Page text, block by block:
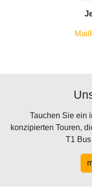
Mail
Tauchen Sie ein
konzipierten Touren,
T1